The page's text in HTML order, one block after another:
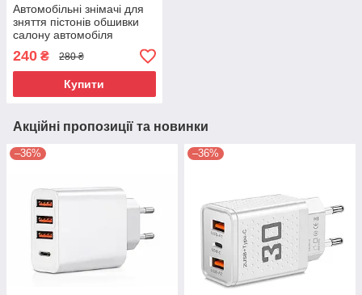
Автомобільні знімачі для
зняття пістонів обшивки
салону автомобіля
панелей магнітол
240 ₴ 280 ₴
Купити
Акційні пропозиції та новинки
–36% –36%